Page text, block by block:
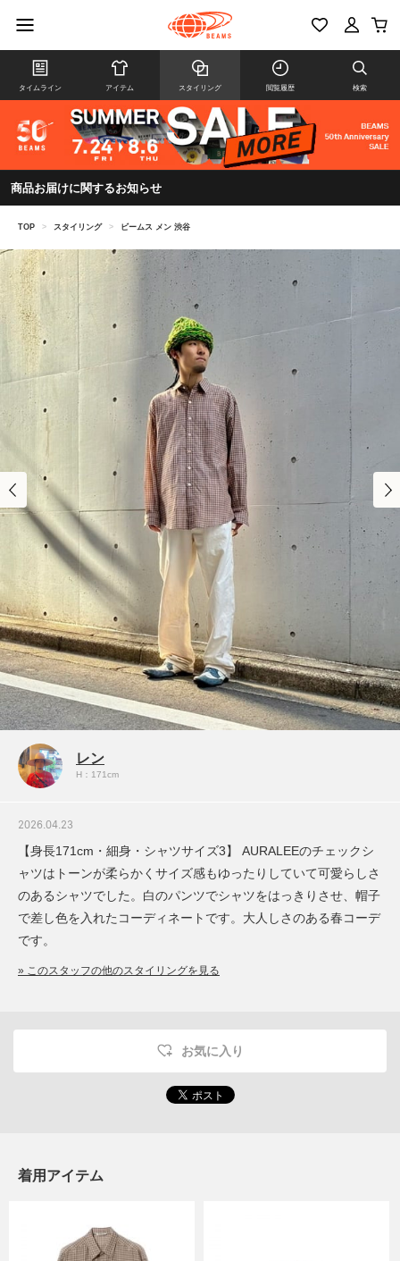
タイムライン アイテム スタイリング 閲覧履歴 検索
商品お届けに関するお知らせ
TOP > スタイリング > ビームス メン 渋谷
レン
H：171cm
2026.04.23
【身長171cm・細身・シャツサイズ3】 AURALEEのチェックシ
ャツはトーンが柔らかくサイズ感もゆったりしていて可愛らしさ
のあるシャツでした。白のパンツでシャツをはっきりさせ、帽子
で差し色を入れたコーディネートです。大人しさのある春コーデ
です。
» このスタッフの他のスタイリングを見る
お気に入り
着用アイテム